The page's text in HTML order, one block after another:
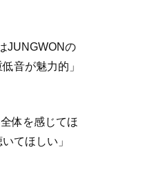
JUNGWONの
音が魅力的」
体を感じてほ
てほしい」